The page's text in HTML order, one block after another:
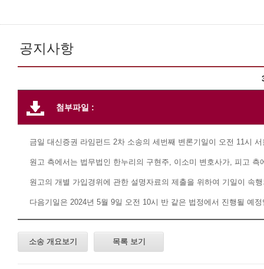
공지사항
첨부파일 :
금일 대신증권 라임펀드 2차 소송의 세번째 변론기일이 오전 11시 서
원고 측에서는 법무법인 한누리의 구현주, 이소미 변호사가, 피고 측
원고의 개별 가입경위에 관한 설명자료의 제출을 위하여 기일이 속
다음기일은 2024년 5월 9일 오전 10시 반 같은 법정에서 진행될 예정
소송 개요보기 목록 보기